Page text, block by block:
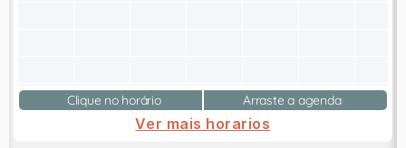
Clique no horário Arraste a agenda
Ver mais horarios